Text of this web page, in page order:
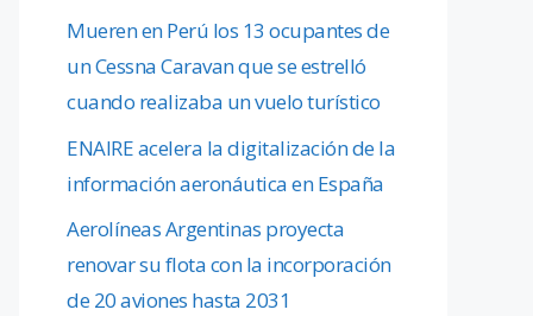
Mueren en Perú los 13 ocupantes de
un Cessna Caravan que se estrelló
cuando realizaba un vuelo turístico
ENAIRE acelera la digitalización de la
información aeronáutica en España
Aerolíneas Argentinas proyecta
renovar su flota con la incorporación
de 20 aviones hasta 2031